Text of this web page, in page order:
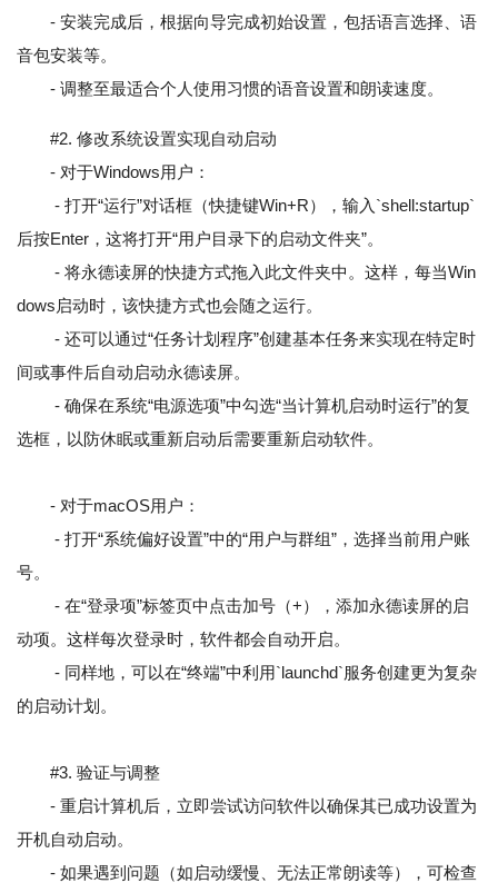
- 安装完成后，根据向导完成初始设置，包括语言选择、语
音包安装等。
- 调整至最适合个人使用习惯的语音设置和朗读速度。
#2. 修改系统设置实现自动启动
- 对于Windows用户：
- 打开“运行”对话框（快捷键Win+R），输入`shell:startup`
后按Enter，这将打开“用户目录下的启动文件夹”。
- 将永德读屏的快捷方式拖入此文件夹中。这样，每当Win
dows启动时，该快捷方式也会随之运行。
- 还可以通过“任务计划程序”创建基本任务来实现在特定时
间或事件后自动启动永德读屏。
- 确保在系统“电源选项”中勾选“当计算机启动时运行”的复
选框，以防休眠或重新启动后需要重新启动软件。
- 对于macOS用户：
- 打开“系统偏好设置”中的“用户与群组”，选择当前用户账
号。
- 在“登录项”标签页中点击加号（+），添加永德读屏的启
动项。这样每次登录时，软件都会自动开启。
- 同样地，可以在“终端”中利用`launchd`服务创建更为复杂
的启动计划。
#3. 验证与调整
- 重启计算机后，立即尝试访问软件以确保其已成功设置为
开机自动启动。
- 如果遇到问题（如启动缓慢、无法正常朗读等），可检查